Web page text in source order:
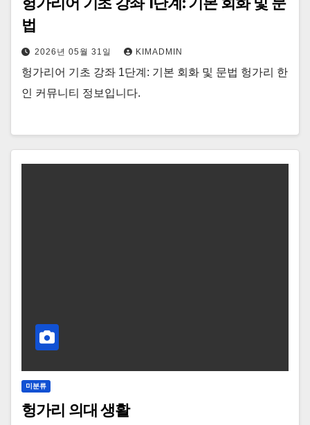
법
2026년 05월 31일 KIMADMIN
헝가리어 기초 강좌 1단계: 기본 회화 및 문법 헝가리 한
인 커뮤니티 정보입니다.
미분류
헝가리 의대 생활